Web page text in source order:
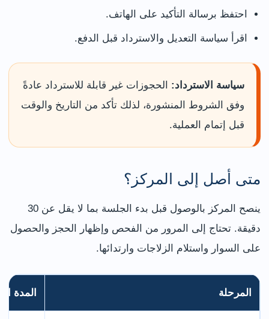
احتفظ برسالة التأكيد على الهاتف.
اقرأ سياسة التعديل والاسترداد قبل الدفع.
سياسة الاسترداد: الحجوزات غير قابلة للاسترداد عادةً
وفق الشروط المنشورة، لذلك تأكد من التاريخ والوقت
قبل إتمام العملية.
متى أصل إلى المركز؟
ينصح المركز بالوصول قبل بدء الجلسة بما لا يقل عن 30
دقيقة. تحتاج إلى المرور من الفحص وإظهار الحجز والحصول
على السوار واستلام الزلاجات وارتدائها.
المرحلة المدة